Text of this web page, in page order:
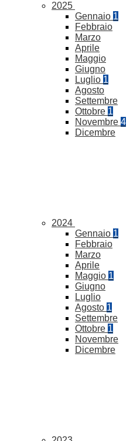
2025
Gennaio 1
Febbraio
Marzo
Aprile
Maggio
Giugno
Luglio 1
Agosto
Settembre
Ottobre 1
Novembre 4
Dicembre
2024
Gennaio 1
Febbraio
Marzo
Aprile
Maggio 1
Giugno
Luglio
Agosto 1
Settembre
Ottobre 1
Novembre
Dicembre